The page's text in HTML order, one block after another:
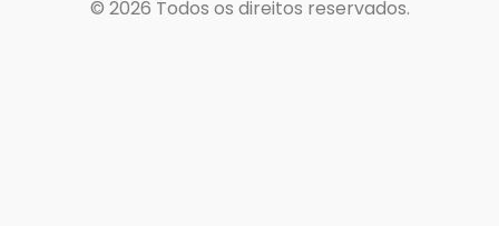
© 2026 Todos os direitos reservados.